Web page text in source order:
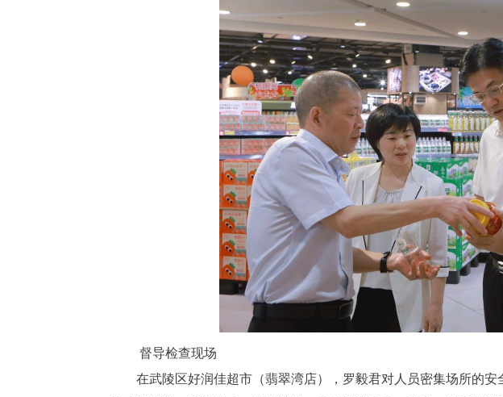
督导检查现场
在武陵区好润佳超市（翡翠湾店），罗毅君对人员密集场所的